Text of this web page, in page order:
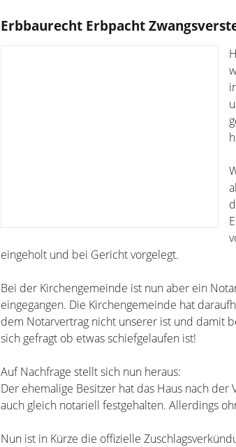
Erbbaurecht Erbpacht
eingeholt und bei Gericht vorgelegt.
Bei der Kirchengemeinde ist nun aber ein
eingegangen. Die Kirchengemeinde hat
dem Notarvertrag nicht unserer ist und damit
sich gefragt ob etwas schiefgelaufen ist!
Auf Nachfrage stellt sich nun heraus:
Der ehemalige Besitzer hat das Haus nach
auch gleich notariell festgehalten. Allerdings
Nun ist in Kürze die offizielle